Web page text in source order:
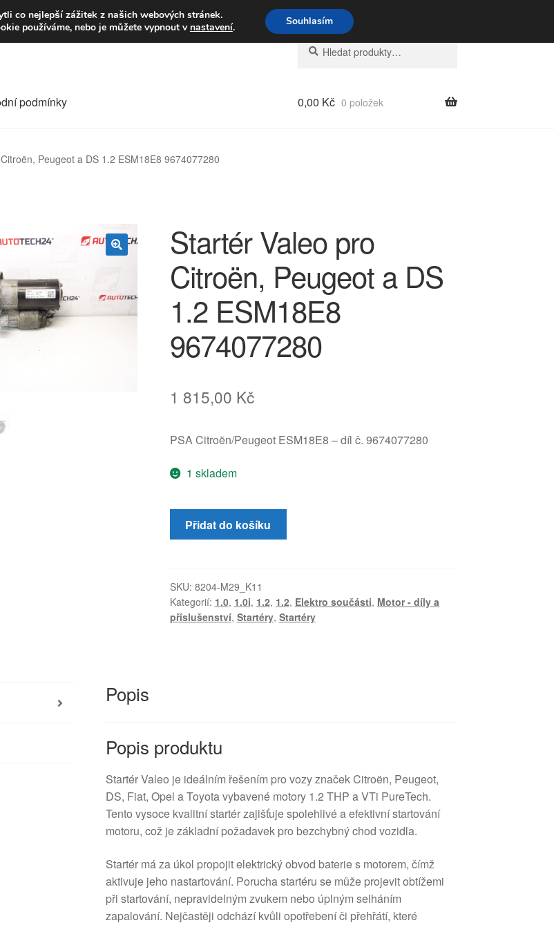
Volejte po-pá 9-16 704 494 494
Hledat:
Hledat
podmínky 0,00 Kč 0 položek
Peugeot a DS 1.2 ESM18E8 9674077280
Startér Valeo pro
Citroën, Peugeot a DS
1.2 ESM18E8
9674077280
1 815,00 Kč
PSA Citroën/Peugeot ESM18E8 – díl č. 9674077280
1 skladem
Startér
Valeo
Peugeot
a
DS
Přidat do košíku
SKU: 8204-M29_K11
Kategorií: 1.0, 1.0i, 1.2, 1.2, Elektro součásti, Motor - díly a
příslušenství, Startéry, Startéry
Popis
Popis produktu
Startér Valeo je ideálním řešením pro vozy značek Citroën, Peugeot,
DS, Fiat, Opel a Toyota vybavené motory 1.2 THP a VTi PureTech.
Tento vysoce kvalitní startér zajišťuje spolehlivé a efektivní startování
motoru, což je základní požadavek pro bezchybný chod vozidla.
Startér má za úkol propojit elektrický obvod baterie s motorem, čímž
aktivuje jeho nastartování. Porucha startéru se může projevit obtížemi
při startování, nepravidelným zvukem nebo úplným selháním
zapalování. Nejčastěji odchází kvůli opotřebení či přehřátí, které
co nejlepší zážitek z našich webových stránek.
používáme, nebo je můžete vypnout v nastavení. Souhlasím